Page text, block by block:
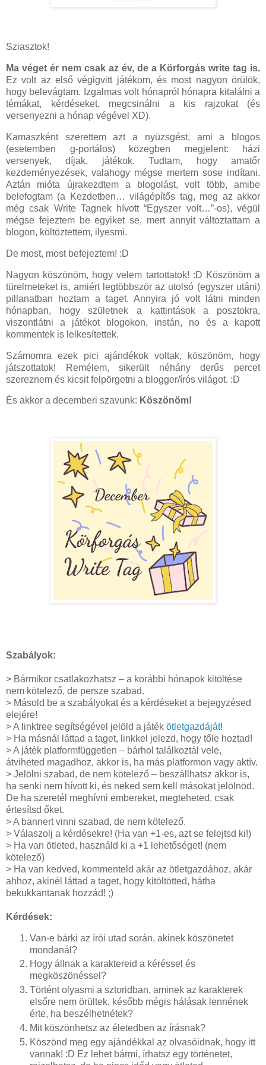
Sziasztok!
Ma véget ér nem csak az év, de a Körforgás write tag is.
Ez volt az első végigvitt játékom, és most nagyon örülök,
hogy belevágtam. Izgalmas volt hónapról hónapra kitalálni a
témákat, kérdéseket, megcsinálni a kis rajzokat (és
versenyezni a hónap végével XD).
Kamaszként szerettem azt a nyüzsgést, ami a blogos
(esetemben g-portálos) közegben megjelent: házi
versenyek, díjak, játékok. Tudtam, hogy amatőr
kezdeményezések, valahogy mégse mertem sose indítani.
Aztán mióta újrakezdtem a blogolást, volt több, amibe
belefogtam (a Kezdetben… világépítős tag, meg az akkor
még csak Write Tagnek hívott “Egyszer volt…”-os), végül
mégse fejeztem be egyiket se, mert annyit változtattam a
blogon, költöztettem, ilyesmi.
De most, most befejeztem! :D
Nagyon köszönöm, hogy velem tartottatok! :D Köszönöm a
türelmeteket is, amiért legtöbbször az utolsó (egyszer utáni)
pillanatban hoztam a taget. Annyira jó volt látni minden
hónapban, hogy születnek a kattintások a posztokra,
viszontlátni a játékot blogokon, instán, no és a kapott
kommentek is lelkesítettek.
Számomra ezek pici ajándékok voltak, köszönöm, hogy
játszottatok! Remélem, sikerült néhány derűs percet
szereznem és kicsit felpörgetni a blogger/írós világot. :D
És akkor a decemberi szavunk: Köszönöm!
Szabályok:
> Bármikor csatlakozhatsz – a korábbi hónapok kitöltése
nem kötelező, de persze szabad.
> Másold be a szabályokat és a kérdéseket a bejegyzésed
elejére!
> A linktree segítségével jelöld a játék ötletgazdáját!
> Ha másnál láttad a taget, linkkel jelezd, hogy tőle hoztad!
> A játék platformfüggetlen – bárhol találkoztál vele,
átviheted magadhoz, akkor is, ha más platformon vagy aktív.
> Jelölni szabad, de nem kötelező – beszállhatsz akkor is,
ha senki nem hívott ki, és neked sem kell másokat jelölnöd.
De ha szeretél meghívni embereket, megteheted, csak
értesítsd őket.
> A bannert vinni szabad, de nem kötelező.
> Válaszolj a kérdésekre! (Ha van +1-es, azt se felejtsd ki!)
> Ha van ötleted, használd ki a +1 lehetőséget! (nem
kötelező)
> Ha van kedved, kommenteld akár az ötletgazdához, akár
ahhoz, akinél láttad a taget, hogy kitöltötted, hátha
bekukkantanak hozzád! ;)
Kérdések:
Van-e bárki az írói utad során, akinek köszönetet
mondanál?
Hogy állnak a karaktereid a kéréssel és
megköszönéssel?
Történt olyasmi a sztoridban, aminek az karakterek
elsőre nem örültek, később mégis hálásak lennének
érte, ha beszélhetnétek?
Mit köszönhetsz az életedben az írásnak?
Köszönd meg egy ajándékkal az olvasóidnak, hogy itt
vannak! :D Ez lehet bármi, írhatsz egy történetet,